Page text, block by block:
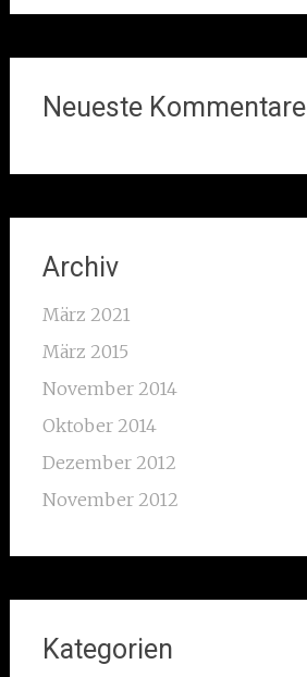
Neueste Kommentare
Archiv
März 2021
März 2015
November 2014
Oktober 2014
Dezember 2012
November 2012
Kategorien